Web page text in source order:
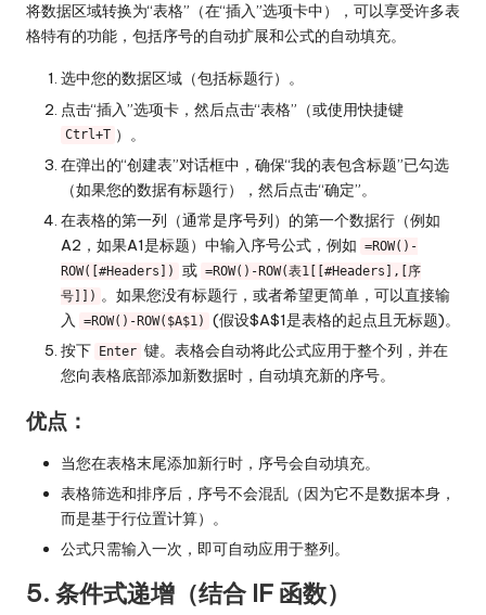
将数据区域转换为“表格”（在“插入”选项卡中），可以享受许多表
格特有的功能，包括序号的自动扩展和公式的自动填充。
选中您的数据区域（包括标题行）。
点击“插入”选项卡，然后点击“表格”（或使用快捷键
Ctrl+T ）。
在弹出的“创建表”对话框中，确保“我的表包含标题”已勾选
（如果您的数据有标题行），然后点击“确定”。
在表格的第一列（通常是序号列）的第一个数据行（例如
A2，如果A1是标题）中输入序号公式，例如 =ROW()-
ROW([#Headers])
或 =ROW()-ROW(表1[[#Headers],[序
号]]) 。如果您没有标题行，或者希望更简单，可以直接输
入
=ROW()-ROW($A$1)
(假设$A$1是表格的起点且无标题)。
按下 Enter 键。表格会自动将此公式应用于整个列，并在
您向表格底部添加新数据时，自动填充新的序号。
优点：
当您在表格末尾添加新行时，序号会自动填充。
表格筛选和排序后，序号不会混乱（因为它不是数据本身，
而是基于行位置计算）。
公式只需输入一次，即可自动应用于整列。
5. 条件式递增（结合 IF 函数）